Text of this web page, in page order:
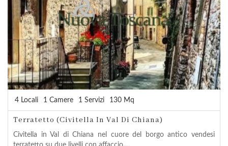
4 Locali 1 Camere 1 Servizi 130 Mq
Terratetto (Civitella In Val Di Chiana)
Civitella in Val di Chiana nel cuore del borgo antico vendesi